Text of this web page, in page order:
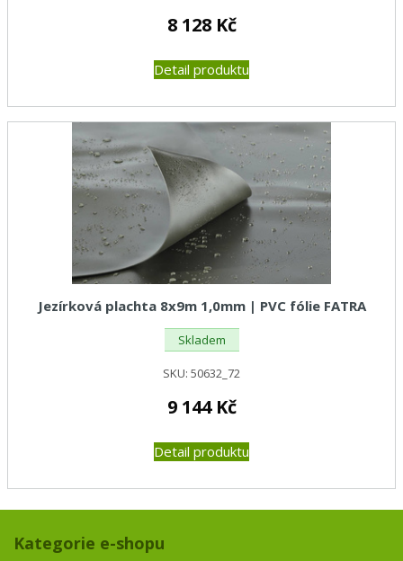
8 128 Kč
Detail produktu
Jezírková plachta 8x9m 1,0mm | PVC fólie FATRA
Skladem
SKU: 50632_72
9 144 Kč
Detail produktu
Kategorie e-shopu